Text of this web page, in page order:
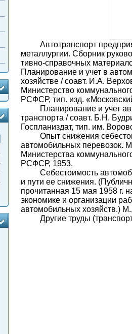
Автотранспорт
металлургии. Сборник
тив­но-справочных
Планирование и учет в
хозяйстве / соавт. И.А.
Министерство
РСФСР, тип. изд.
Планирование и учет
транспорта / соавт. Б.Н.
Госпланиздат, тип. им.
Опыт снижения
автомобильных перевозок.
Министерства
РСФСР, 1953.
Себестоимость
и пути ее снижения.
прочитанная 15 мая 1958 г.
экономике и организации
автомобильных хозяйств.)
Другие труды